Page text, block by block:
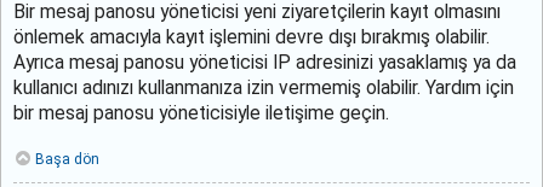
Bir mesaj panosu yöneticisi yeni ziyaretçilerin kayıt olmasını
önlemek amacıyla kayıt işlemini devre dışı bırakmış olabilir.
Ayrıca mesaj panosu yöneticisi IP adresinizi yasaklamış ya da
kullanıcı adınızı kullanmanıza izin vermemiş olabilir. Yardım için
bir mesaj panosu yöneticisiyle iletişime geçin.
Başa dön